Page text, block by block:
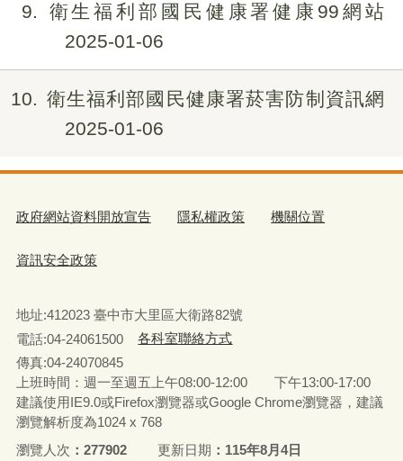
9
衛生福利部國民健康署健康99網站
2025-01-06
10
衛生福利部國民健康署菸害防制資訊網
2025-01-06
政府網站資料開放宣告 隱私權政策 機關位置
資訊安全政策
地址:412023 臺中市大里區大衛路82號
電話:04-24061500
各科室聯絡方式
傳真:04-24070845
上班時間：週一至週五上午08:00-12:00 下午13:00-17:00
建議使用IE9.0或Firefox瀏覽器或Google Chrome瀏覽器，建議
瀏覽解析度為1024 x 768
瀏覽人次
277902 更新日期 115年8月4日